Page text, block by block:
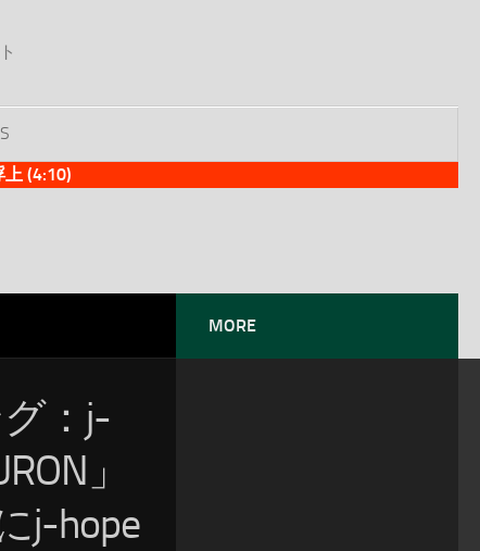
(4:10)
：j-
」
j-hope
MORE